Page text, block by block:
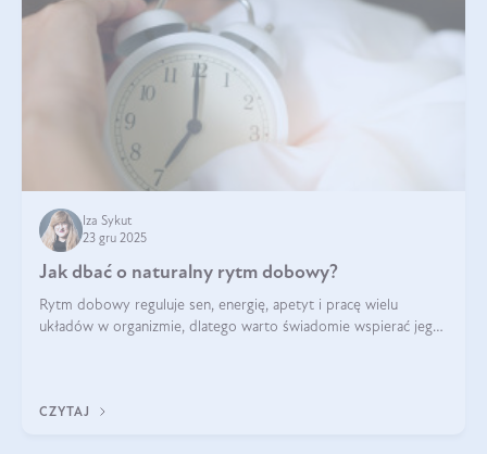
Iza Sykut
23 gru 2025
Jak dbać o naturalny rytm dobowy?
Rytm dobowy reguluje sen, energię, apetyt i pracę wielu
układów w organizmie, dlatego warto świadomie wspierać jego
CZYTAJ